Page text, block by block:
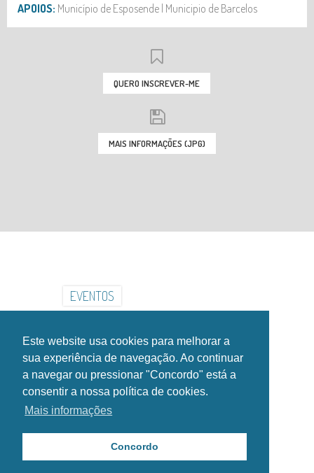
Este website usa cookies para melhorar a
sua experiência de navegação. Ao continuar
a navegar ou pressionar "Concordo" está a
consentir a nossa política de cookies.
Mais informações
Concordo
APOIOS: Município de Esposende | Municipio de Barcelos
QUERO INSCREVER-ME
MAIS INFORMAÇÕES (JPG)
EVENTOS
SIGA-NOS NAS REDES SOCIAIS!
Copyright Esposende2000®. Todos os direitos reservados.
Política de Privacidade